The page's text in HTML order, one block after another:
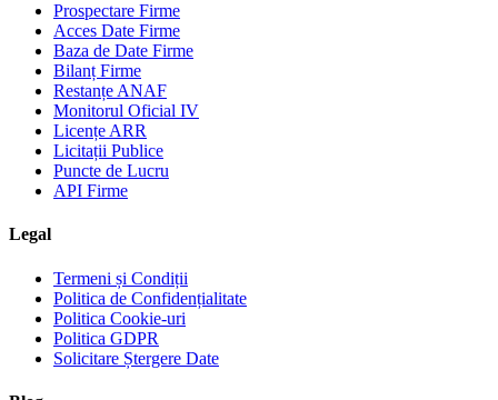
Prospectare Firme
Acces Date Firme
Baza de Date Firme
Bilanț Firme
Restanțe ANAF
Monitorul Oficial IV
Licențe ARR
Licitații Publice
Puncte de Lucru
API Firme
Legal
Termeni și Condiții
Politica de Confidențialitate
Politica Cookie-uri
Politica GDPR
Solicitare Ștergere Date